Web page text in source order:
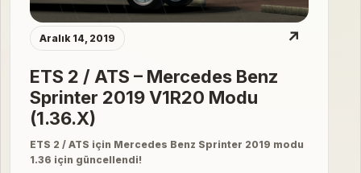
Aralık 14, 2019 ↗
ETS 2 / ATS – Mercedes Benz
Sprinter 2019 V1R20 Modu
(1.36.X)
ETS 2 / ATS için Mercedes Benz Sprinter 2019 modu
1.36 için güncellendi!